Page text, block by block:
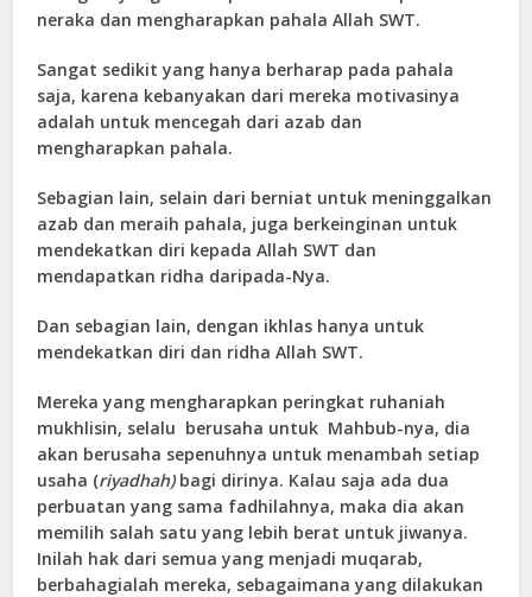
neraka dan mengharapkan pahala Allah SWT.
Sangat sedikit yang hanya berharap pada pahala
saja, karena kebanyakan dari mereka motivasinya
adalah untuk mencegah dari azab dan
mengharapkan pahala.
Sebagian lain, selain dari berniat untuk meninggalkan
azab dan meraih pahala, juga berkeinginan untuk
mendekatkan diri kepada Allah SWT dan
mendapatkan ridha daripada-Nya.
Dan sebagian lain, dengan ikhlas hanya untuk
mendekatkan diri dan ridha Allah SWT.
Mereka yang mengharapkan peringkat ruhaniah
mukhlisin, selalu berusaha untuk Mahbub-nya, dia
akan berusaha sepenuhnya untuk menambah setiap
usaha (riyadhah)bagi dirinya. Kalau saja ada dua
perbuatan yang sama fadhilahnya, maka dia akan
memilih salah satu yang lebih berat untuk jiwanya.
Inilah hak dari semua yang menjadi muqarab,
berbahagialah mereka, sebagaimana yang dilakukan